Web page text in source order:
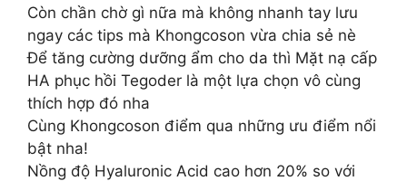
Còn chần chờ gì nữa mà không nhanh tay lưu
ngay các tips mà Khongcoson vừa chia sẻ nè
Để tăng cường dưỡng ẩm cho da thì Mặt nạ cấp
HA phục hồi Tegoder là một lựa chọn vô cùng
thích hợp đó nha
Cùng Khongcoson điểm qua những ưu điểm nổi
bật nha!
Nồng độ Hyaluronic Acid cao hơn 20% so với